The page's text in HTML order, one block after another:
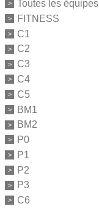
Toutes les équipes
FITNESS
C1
C2
C3
C4
C5
BM1
BM2
P0
P1
P2
P3
C6